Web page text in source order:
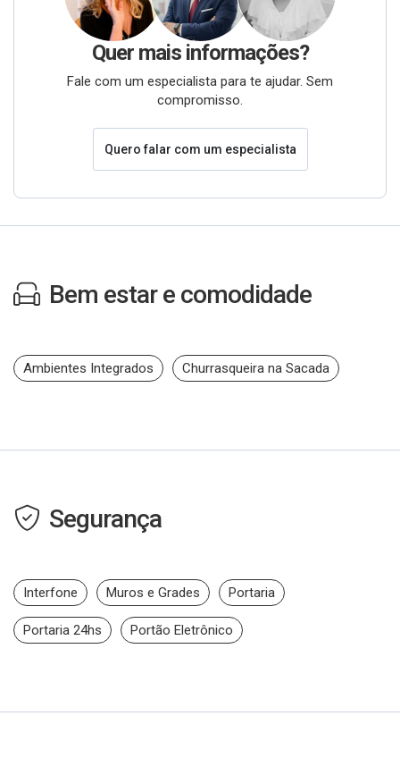
Quer mais informações?
Fale com um especialista para te ajudar. Sem
compromisso.
Quero falar com um especialista
Bem estar e comodidade
Ambientes Integrados Churrasqueira na Sacada
Segurança
Interfone Muros e Grades Portaria
Portaria 24hs Portão Eletrônico